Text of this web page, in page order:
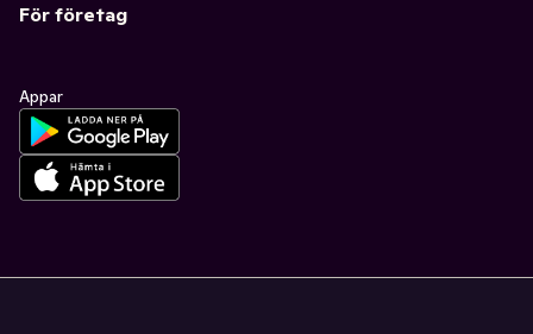
För företag
Appar